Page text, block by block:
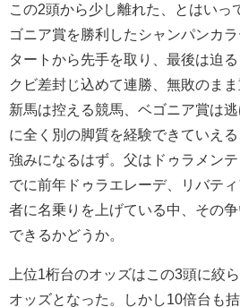
この2頭から少し離れた、とはいっ
ゴニア賞を勝利したシャンパンカ
タートから先手を取り、最後は迫
クビ差封じ込めて連勝、無敗のまま
新馬は控える競馬、ベゴニア賞は
に全く別の脚質を経験できていえ
強みになるはず。父はドゥラメン
でに前年ドゥラエレーデ、リバテ
者に名乗りを上げている中、その
できるかどうか。
上位1桁台のオッズはこの3頭に絞
オッズとなった。しかし10倍台も